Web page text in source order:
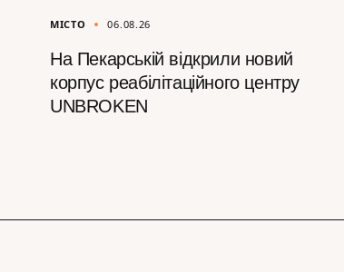
МІСТО 06.08.26
На Пекарській відкрили новий
корпус реабілітаційного центру
UNBROKEN